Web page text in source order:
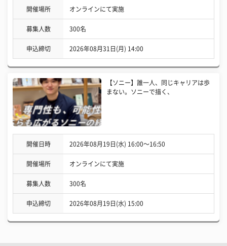
開催場所 オンラインにて実施
募集人数 300名
申込締切 2026年08月31日(月) 14:00
【ソニー】誰一人、同じキャリアは歩
まない。ソニーで描く、
開催日時 2026年08月19日(水) 16:00〜16:50
開催場所 オンラインにて実施
募集人数 300名
申込締切 2026年08月19日(水) 15:00